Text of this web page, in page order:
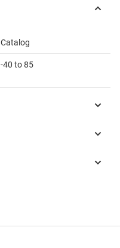
Catalog
-40 to 85